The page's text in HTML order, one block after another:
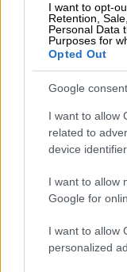
I want to opt-
Retention,
Personal Data
Purposes for
Opted Out
Google
I want to allow
related to
device
I want to allow
Google for
I want to allow
personalized
Ο Θεός
Το 1511, ο
της Μέκκας,
στη ζωή του
απαγορευμένο
απαγόρευση
διάταγμα
Ωστόσο, ο
σπαρθεί.